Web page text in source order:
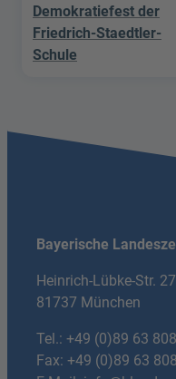
Demokratiefest der
Friedrich-Staedtler-
Schule
Bayerische
Heinrich-Lübke-Str. 27
81737 München
Tel.: +49 (0)89 63
Fax: +49 (0)89 63